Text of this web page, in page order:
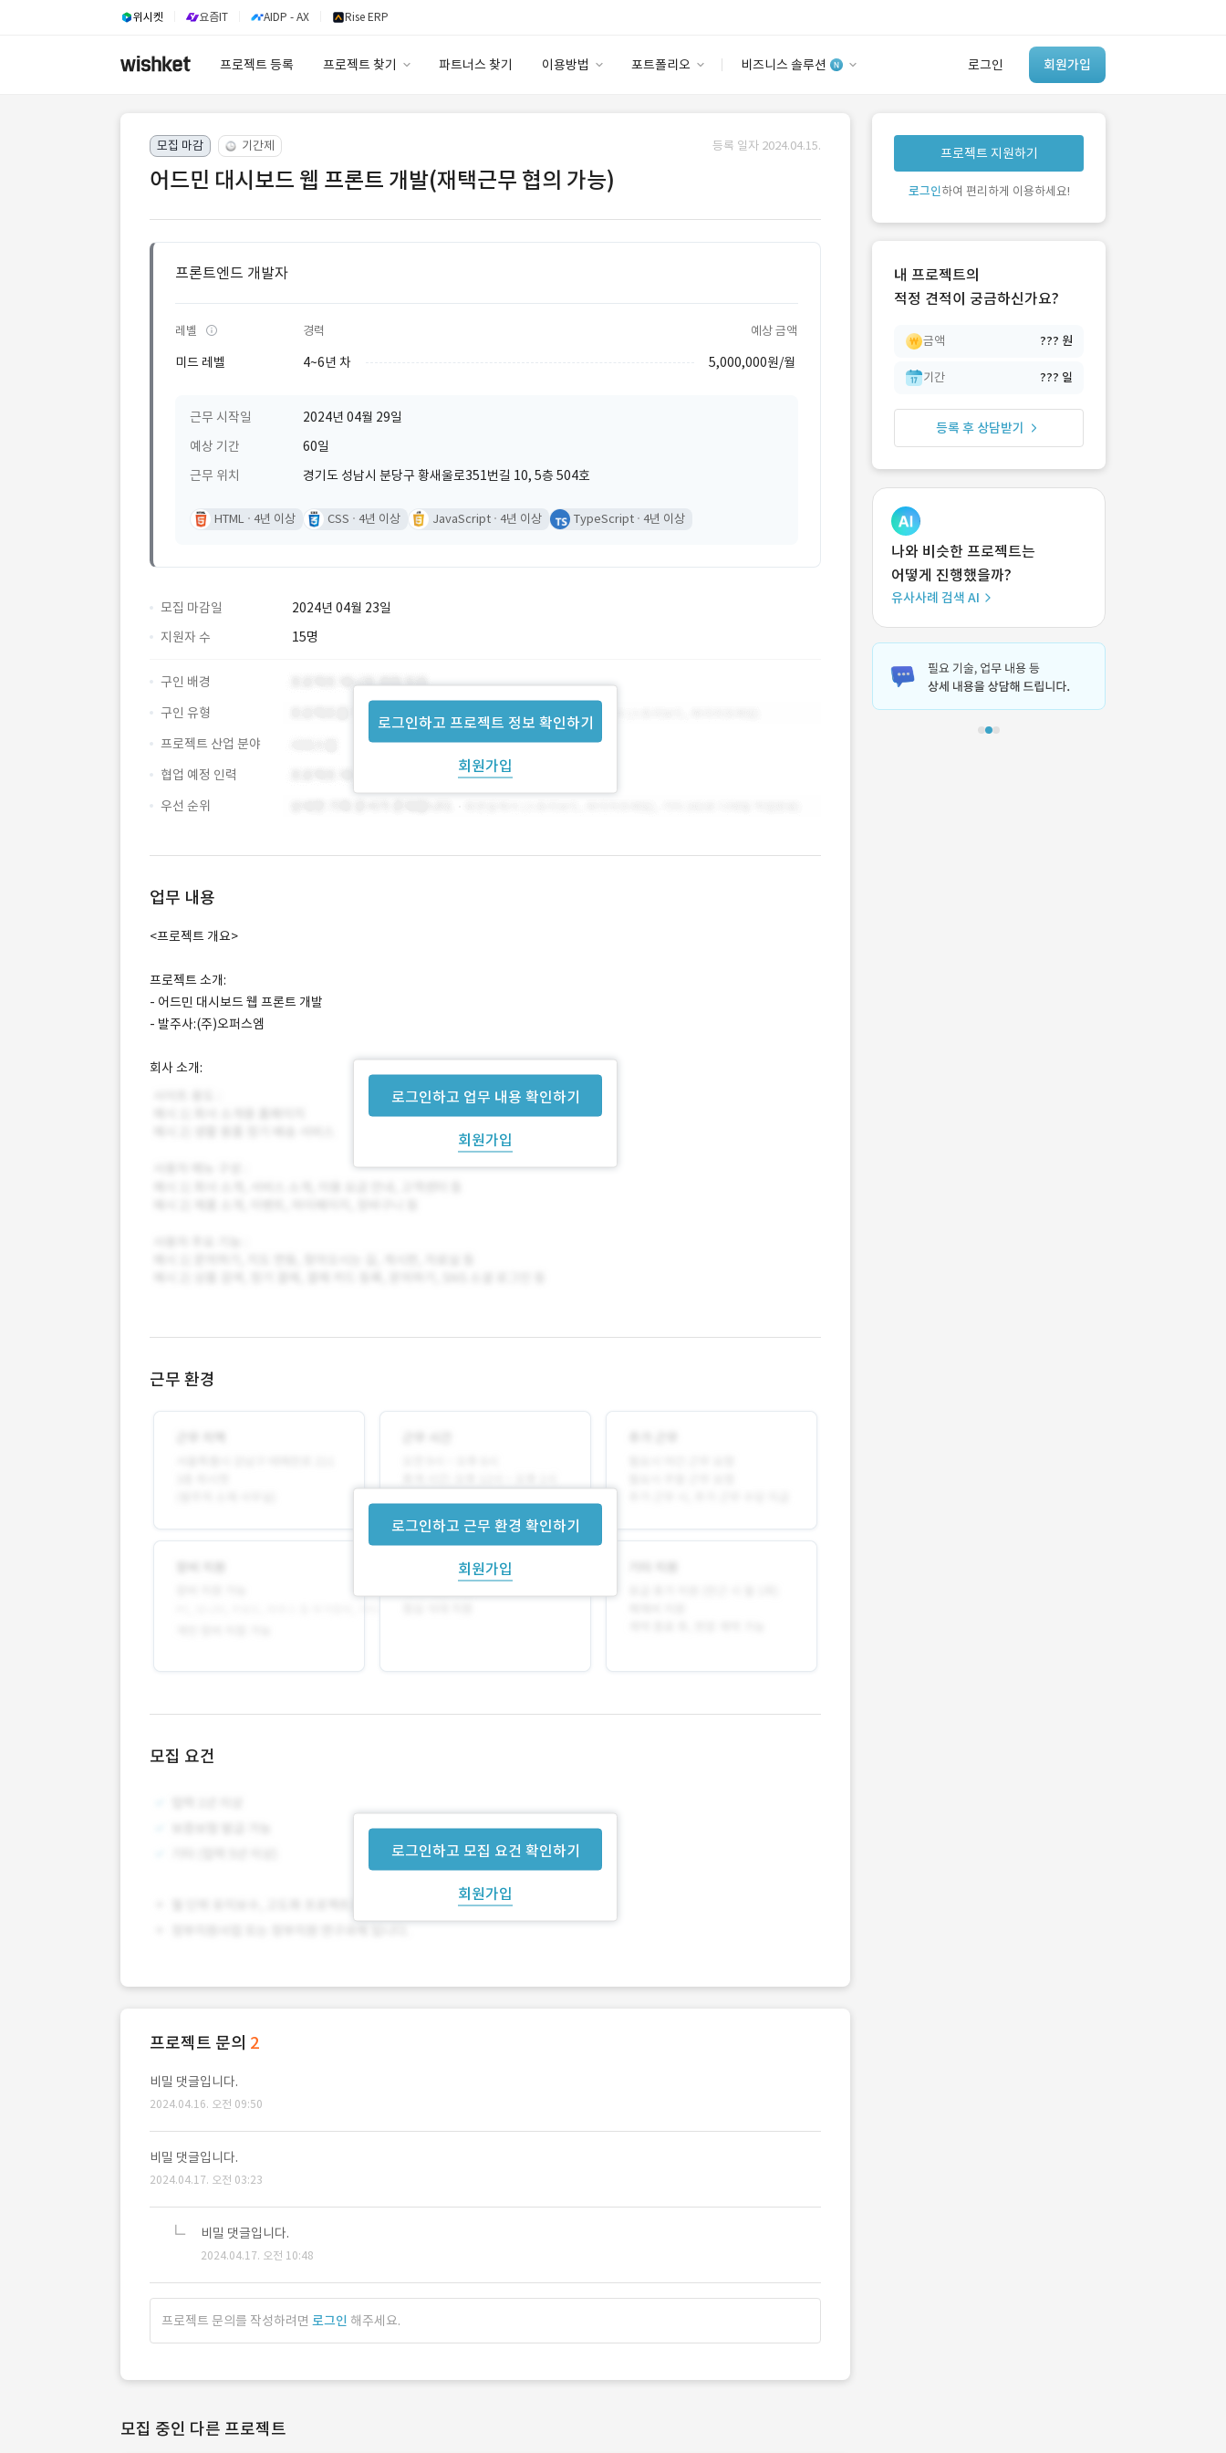
위시켓 요즘IT AIDP - AX Rise ERP
프로젝트 등록 프로젝트 찾기 파트너스 찾기 이용방법 포트폴리오 비즈니스 솔루션 로그인 회원가입
이용요금
고객센터
안심 코드 케어
유사사례 검색 AI
‘이런 거’ 만들어본
개발 회사 있어?
모집 마감 기간제 등록 일자 2024.04.15.
어드민 대시보드 웹 프론트 개발(재택근무 협의 가능)
프론트엔드 개발자
레벨 경력 예상 금액
미드 레벨 4~6년 차 5,000,000원/월
근무 시작일
2024년 04월 29일
예상 기간
60일
근무 위치
경기도 성남시 분당구 황새울로351번길 10, 5층 504호
HTML 4년 이상 CSS 4년 이상 JavaScript 4년 이상 TypeScript 4년 이상
모집 마감일
2024년 04월 23일
지원자 수
15명
로그인하고 프로젝트 정보 확인하기
회원가입
구인 배경
구인 유형
프로젝트 산업 분야
협업 예정 인력
우선 순위
업무 내용
로그인하고 업무 내용 확인하기
회원가입
<프로젝트 개요>
프로젝트 소개:
- 어드민 대시보드 웹 프론트 개발
- 발주사:(주)오퍼스엠
회사 소개:
근무 환경
로그인하고 근무 환경 확인하기
회원가입
모집 요건
로그인하고 모집 요건 확인하기
회원가입
프로젝트 문의 2
비밀 댓글입니다.
2024.04.16. 오전 09:50
비밀 댓글입니다.
2024.04.17. 오전 03:23
비밀 댓글입니다.
2024.04.17. 오전 10:48
프로젝트 문의를 작성하려면 로그인 해주세요.
모집 중인 다른 프로젝트
프로젝트 지원하기
로그인하여 편리하게 이용하세요!
내 프로젝트의
적정 견적이 궁금하신가요?
금액 ??? 원
기간 ??? 일
등록 후 상담받기
나와 비슷한 프로젝트는
어떻게 진행했을까?
유사사례 검색 AI